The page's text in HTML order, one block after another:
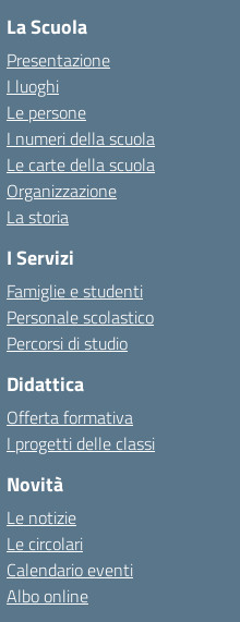
La Scuola
Presentazione
I luoghi
Le persone
I numeri della scuola
Le carte della scuola
Organizzazione
La storia
I Servizi
Famiglie e studenti
Personale scolastico
Percorsi di studio
Didattica
Offerta formativa
I progetti delle classi
Novità
Le notizie
Le circolari
Calendario eventi
Albo online